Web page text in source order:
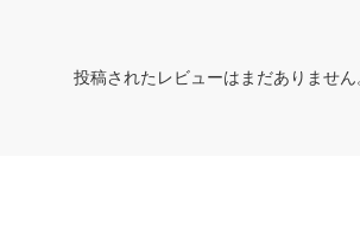
投稿されたレビューはまだありません